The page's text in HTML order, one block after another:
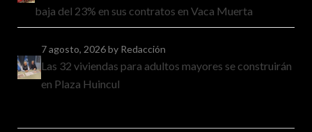
baja del 23% en sus contratos en Vaca Muerta
7 agosto, 2026by Redacción
Las 32 viviendas para adultos mayores se construirán
en Plaza Huincul